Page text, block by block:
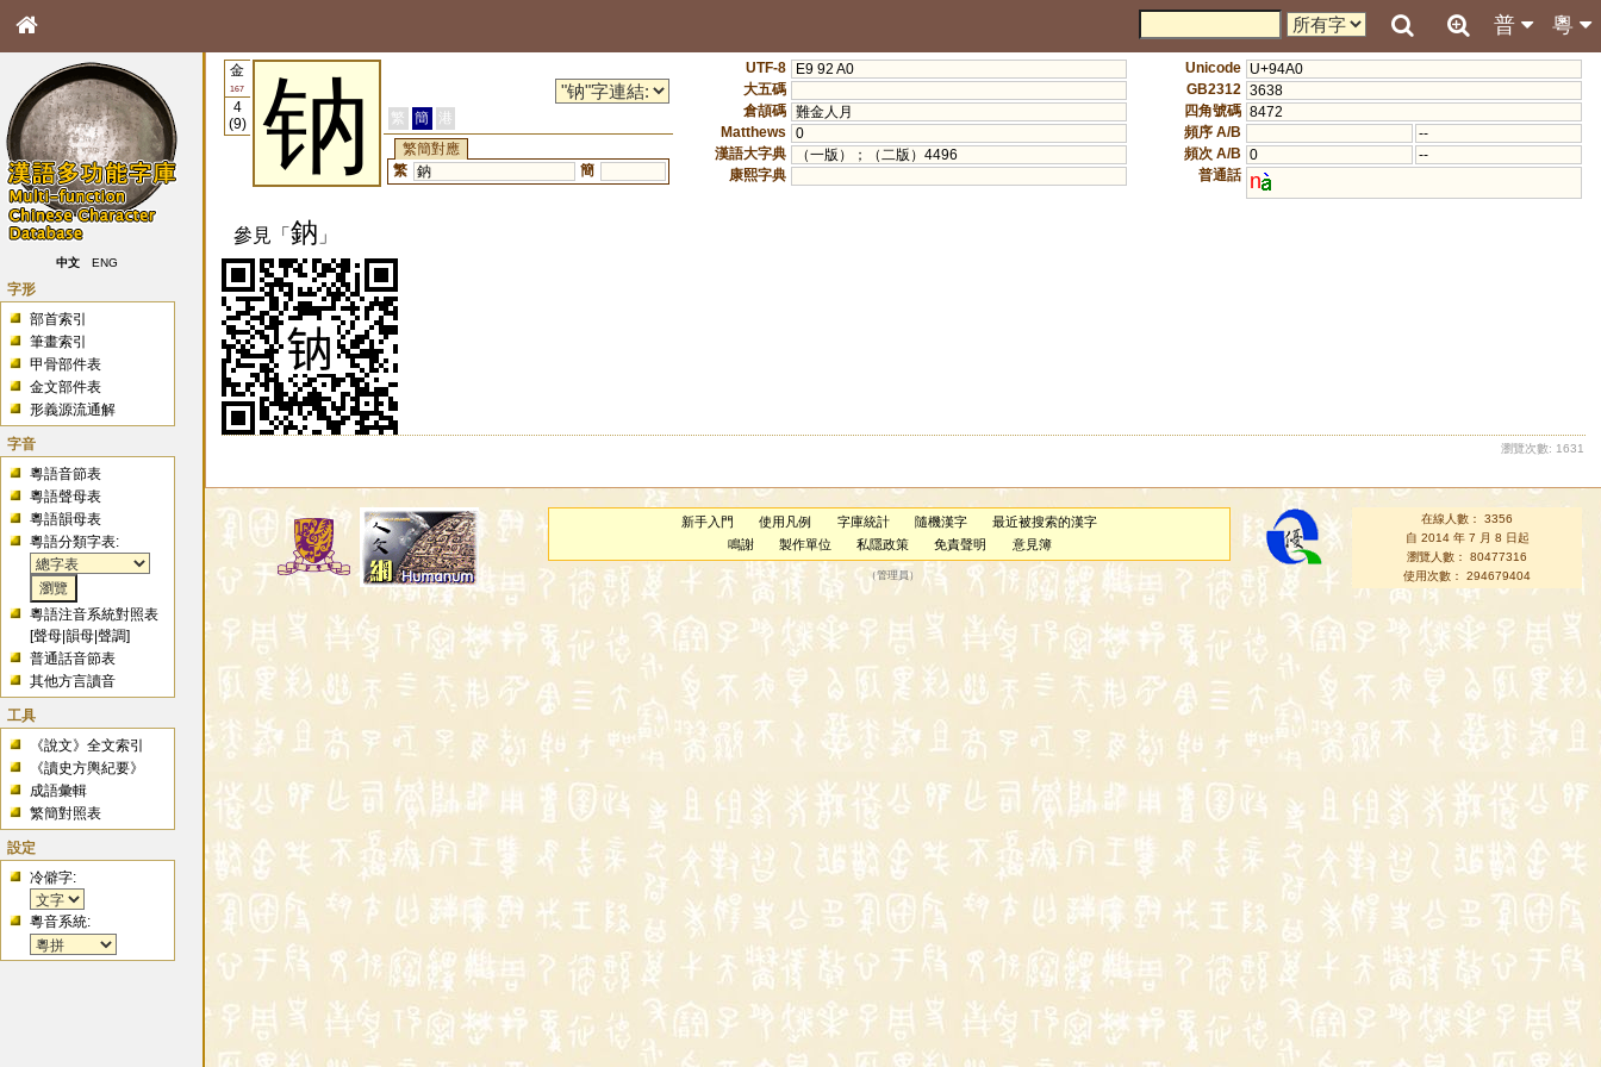
粵
普
中文 ENG
字形
部首索引
筆畫索引
甲骨部件表
金文部件表
形義源流通解
字音
粵語音節表
粵語聲母表
粵語韻母表
粵語分類字表:
粵語注音系統對照表
[聲母 |韻母 |聲調]
普通話音節表
其他方言讀音
工具
《說文》全文索引
《讀史方輿紀要》
成語彙輯
繁簡對照表
設定
冷僻字:
粵音系統:
金
167
4
(9)
钠 繁 簡
港
繁簡對應
繁 鈉 簡
UTF-8
E9 92 A0
大五碼
倉頡碼 難金人月
Matthews
0
漢語大字典
（一版）；（二版）4496
康熙字典
Unicode U+94A0
GB2312 3638
四角號碼 8472
頻序 A/B
--
頻次 A/B 0
--
普通話 n
參見「鈉 」
瀏覽次數: 1631
新手入門 使用凡例 字庫統計 隨機漢字
最近被搜索的漢字
鳴謝
製作單位 私隱政策 免責聲明 意見簿
（管理員）
在線人數： 3356
自 2014 年 7 月 8 日起
瀏覽人數： 80477316
使用次數： 294679404